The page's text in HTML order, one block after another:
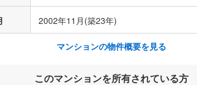
2002年11月(築23年)
マンションの物件概要を見る
このマンションを所有されている方